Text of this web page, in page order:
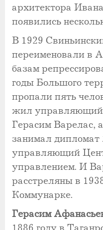
архитектора
появились
В 1929
переименовали в
базам
годы Большого
пропали пять
жил управляющий
Герасим Варелас,
занимал
управляющий
управлением. И
расстреляны в
Коммунарке.
Герасим